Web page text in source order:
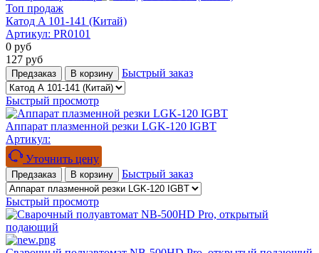
Топ продаж
Катод A 101-141 (Китай)
Артикул: PR0101
0 руб
127 руб
Предзаказ В корзину Быстрый заказ
Быстрый просмотр
Аппарат плазменной резки LGK-120 IGBT
Артикул:
Уточнить цену
Предзаказ В корзину Быстрый заказ
Быстрый просмотр